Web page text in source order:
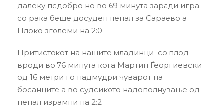
далеку подобро но во 69 минута заради игра
со рака беше досуден пенал за Сараево а
Плоко зголеми на 2:0
Притистокот на нашите младинци со плод
вроди во 76 минута кога Мартин Ѓеоргиевски
од 16 метри го надмудри чуварот на
босанците а во судсикото надополнување од
пенал израмни на 2:2